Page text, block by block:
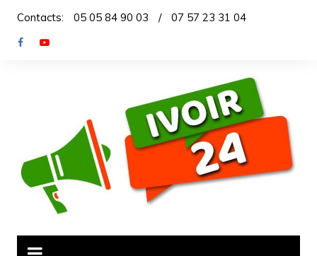
contenu
Contacts: 05 05 84 90 03 / 07 57 23 31 04